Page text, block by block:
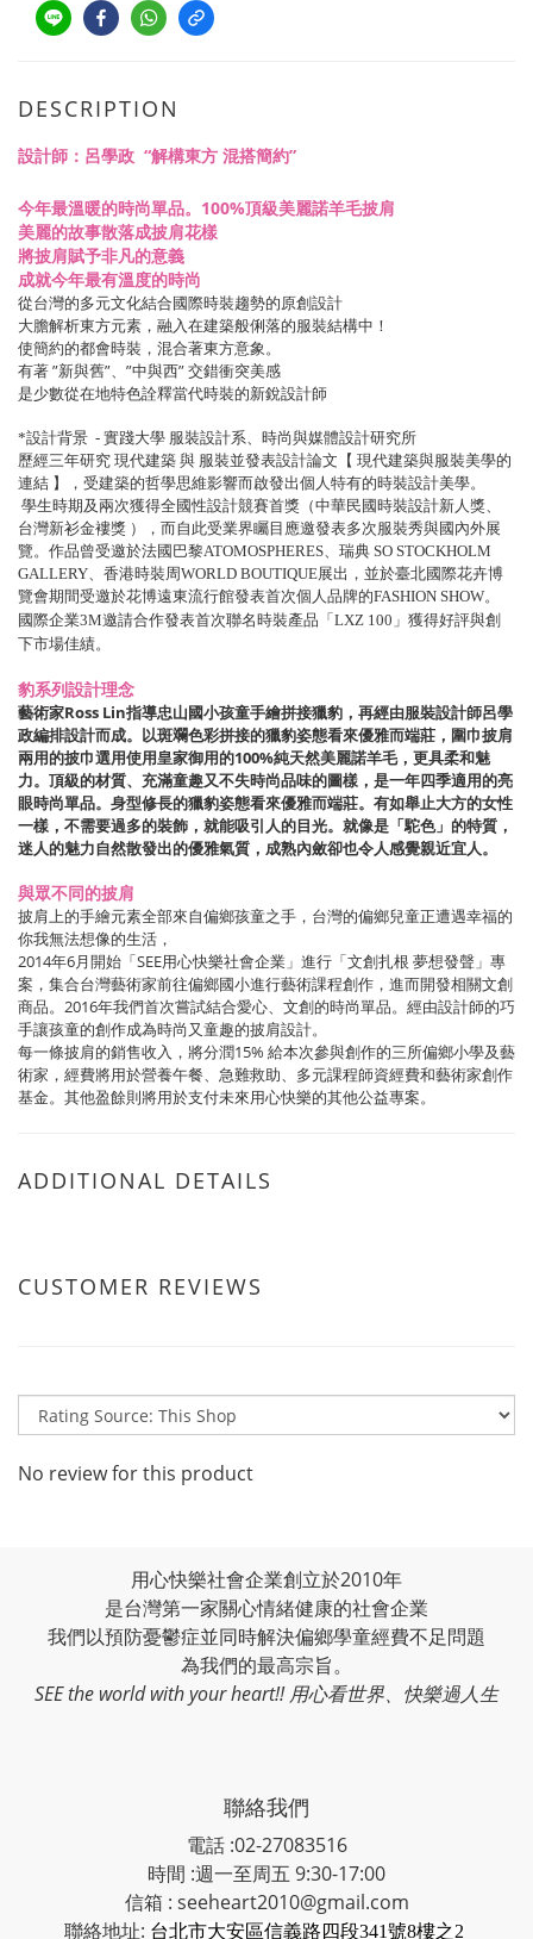
DESCRIPTION
設計師：呂學政 “解構東方 混搭簡約”
今年最溫暖的時尚單品。100%頂級美麗諾羊毛披肩
美麗的故事散落成披肩花樣
將披肩賦予非凡的意義
成就今年最有溫度的時尚
從台灣的多元文化結合國際時裝趨勢的原創設計
大膽解析東方元素，融入在建築般俐落的服裝結構中！
使簡約的都會時裝，混合著東方意象。
有著 ”新與舊”、”中與西” 交錯衝突美感
是少數從在地特色詮釋當代時裝的新銳設計師
*設計背景 - 實踐大學 服裝設計系、時尚與媒體設計研究所
歷經三年研究 現代建築 與 服裝並發表設計論文【 現代建築與服裝美學的
連結 】， 受建築的哲學思維影響而啟發出個人特有的時裝設計美學。
學生時期及兩次獲得全國性設計競賽首獎（中華民國時裝設計新人獎、
台灣新衫金褸獎 ）
，而自此受業界矚目應邀發表多次服裝秀與國內外展
覽。 作品曾受邀於法國巴黎ATOMOSPHERES、瑞典 SO STOCKHOLM
GALLERY、 香港時裝周WORLD BOUTIQUE展出，並於臺北國際花卉博
覽會期間受邀於花博遠東流行館發表首次個人品牌的FASHION SHOW。
國際企業3M邀請合作發表首次聯名時裝產品「LXZ 100」獲得好評與創
下市場佳績。
豹系列設計理念
藝術家Ross Lin指導忠山國小孩童手繪拼接獵豹，再經由服裝設計師呂學
政編排設計而成。以斑斕色彩拼接的獵豹姿態看來優雅而端莊，圍巾披肩
兩用的披巾選用使用皇家御用的100%純天然美麗諾羊毛，更具柔和魅
力。頂級的材質、充滿童趣又不失時尚品味的圖樣，是一年四季適用的亮
眼時尚單品。 身型修長的獵豹姿態看來優雅而端莊。有如舉止大方的女性
一樣，不需要過多的裝飾，就能吸引人的目光。就像是「駝色」的特質，
迷人的魅力自然散發出的優雅氣質，成熟內斂卻也令人感覺親近宜人。
與眾不同的披肩
披肩上的手繪元素全部來自偏鄉孩童之手，台灣的偏鄉兒童正遭遇幸福的
你我無法想像的生活，
2014年6月開始「SEE用心快樂社會企業」進行「文創扎根 夢想發聲」專
案，集合台灣藝術家前往偏鄉國小進行藝術課程創作，進而開發相關文創
商品。2016年我們首次嘗試結合愛心、文創的時尚單品。經由設計師的巧
手讓孩童的創作成為時尚又童趣的披肩設計。
每一條披肩的銷售收入，將分潤15% 給本次參與創作的三所偏鄉小學及藝
術家，經費將用於營養午餐、急難救助、多元課程師資經費和藝術家創作
基金。其他盈餘則將用於支付未來用心快樂的其他公益專案。
ADDITIONAL DETAILS
CUSTOMER REVIEWS
No review for this product
用心快樂社會企業創立於2010年
是台灣第一家關心情緒健康的社會企業
我們以預防憂鬱症並同時解決偏鄉學童經費不足問題
為我們的最高宗旨。
SEE the world with your heart!! 用心看世界、快樂過人生
聯絡我們
電話 :02-27083516
時間 :週一至周五 9:30-17:00
信箱 : seeheart2010@gmail.com
聯絡地址: 台北市大安區信義路四段341號8樓之2